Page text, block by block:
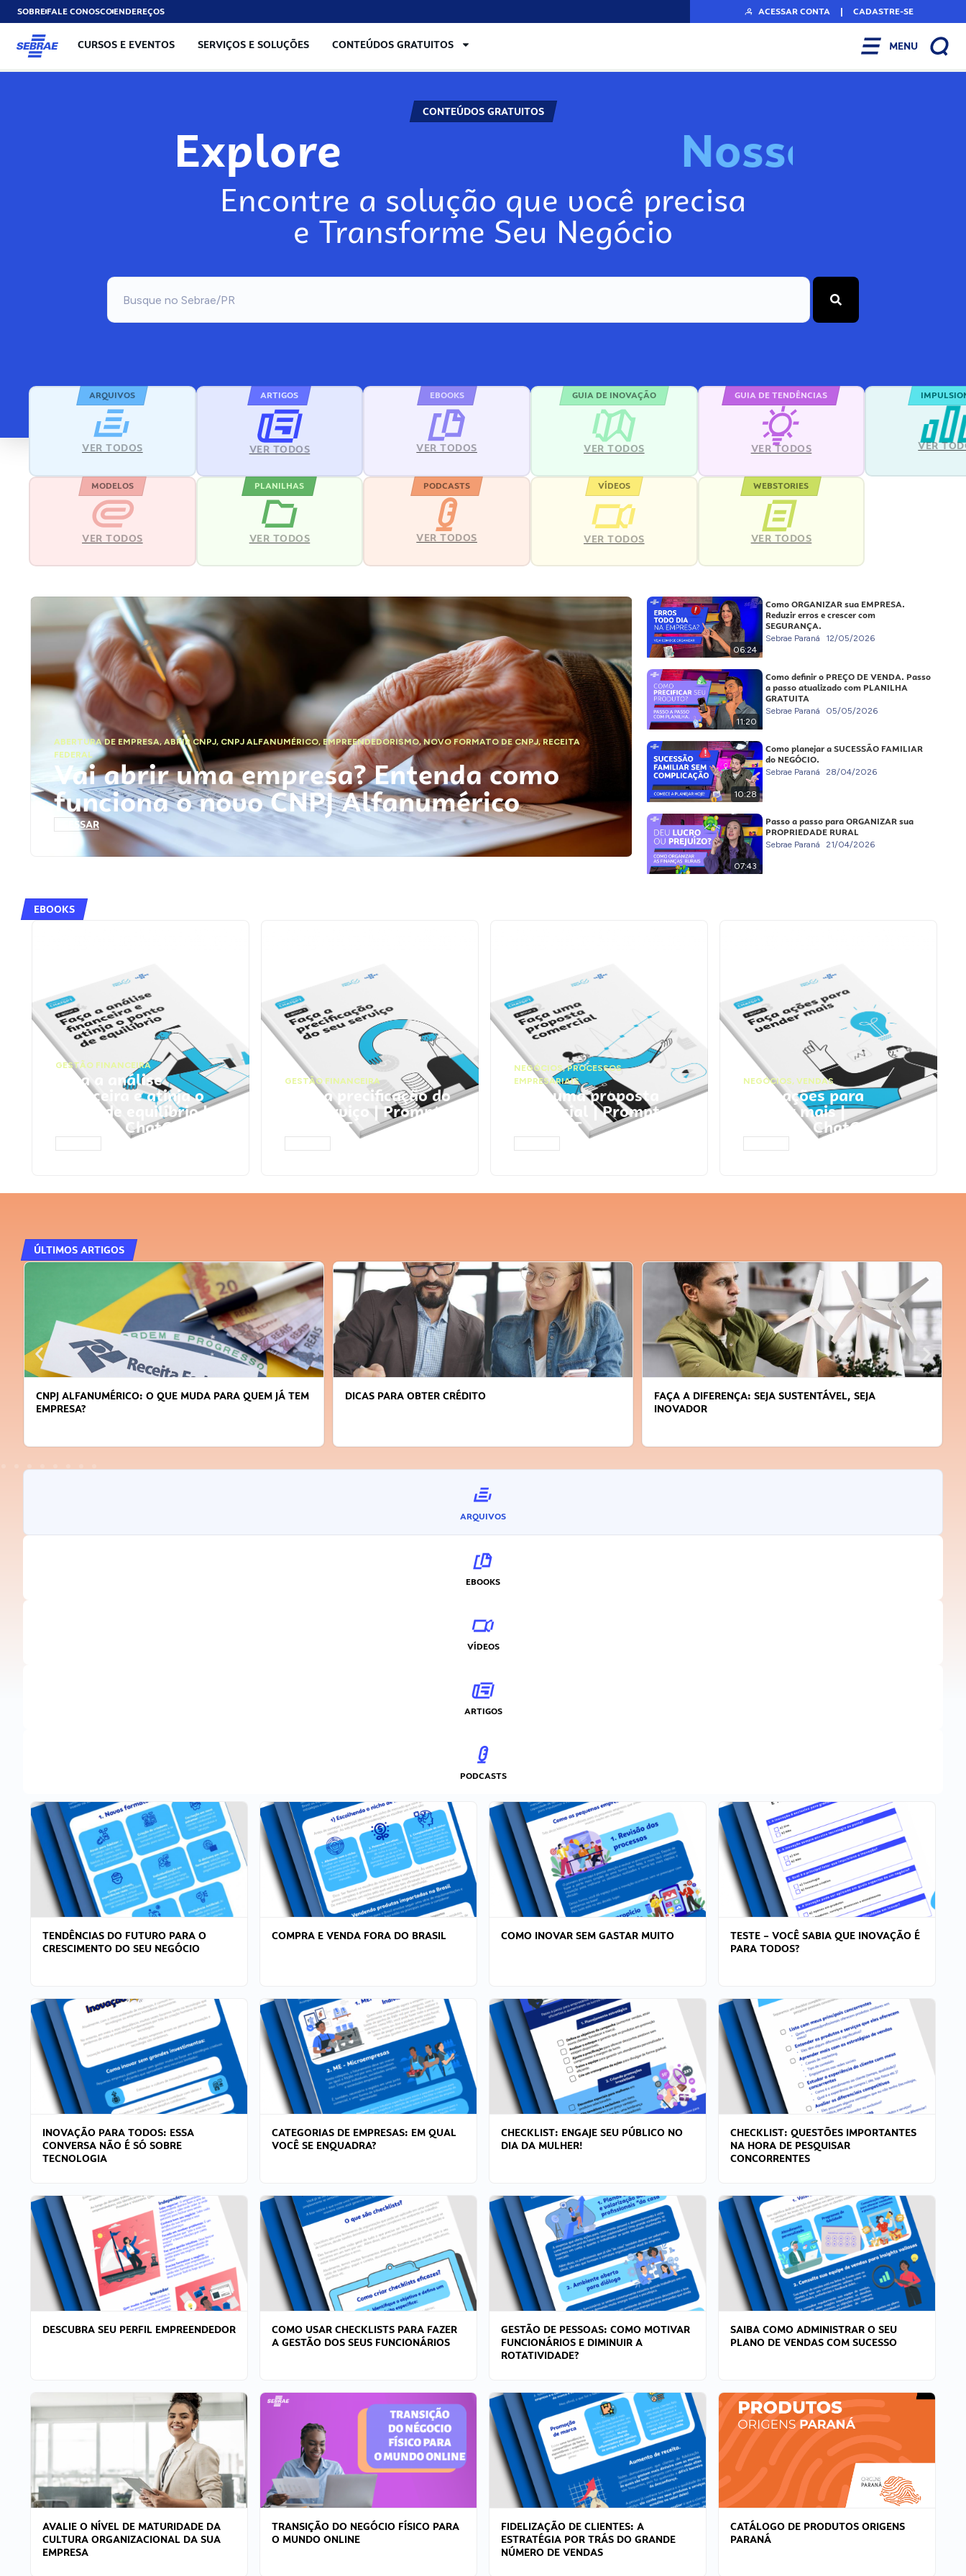
SOBREFALE CONOSCOENDEREÇOS ACESSAR CONTA | CADASTRE-SE
CURSOS E EVENTOS SERVIÇOS E SOLUÇÕES CONTEÚDOS GRATUITOS MENU
CONTEÚDOS GRATUITOS
Explore Noss
Encontre a solução que você precisa
e Transforme Seu Negócio
ARQUIVOS
VER TODOS
ARTIGOS
VER TODOS
EBOOKS
VER TODOS
GUIA DE INOVAÇÃO
VER TODOS
GUIA DE TENDÊNCIAS
VER TODOS VER
MODELOS
VER TODOS
PLANILHAS
VER TODOS
PODCASTS
VER TODOS
VÍDEOS
VER TODOS
WEBSTORIES
VER TODOS
ABERTURA DE EMPRESA,ABRIR CNPJ, CNPJ ALFANUMÉRICO, EMPREENDEDORISMO,NOVO FORMATO DE CNPJ,RECEITA
FEDERAL
Vai abrir uma empresa? Entenda como
funciona o novo CNPJ Alfanumérico
ACESSAR
06:24
Como ORGANIZAR sua EMPRESA.
Reduzir erros e crescer com
SEGURANÇA.
Sebrae Paraná 12/05/2026
11:20
Como definir o PREÇO DE VENDA. Passo
a passo atualizado com PLANILHA
GRATUITA
Sebrae Paraná 05/05/2026
10:28
Como planejar a SUCESSÃO FAMILIAR
do NEGÓCIO.
Sebrae Paraná 28/04/2026
07:43
Passo a passo para ORGANIZAR sua
PROPRIEDADE RURAL
Sebrae Paraná 21/04/2026
EBOOKS
GESTÃO FINANCEIRA
Faça a análise
financeira e atinja o
ponto de equilíbrio |
Prompts ChatGPT
GESTÃO FINANCEIRA
Faça a precificação do
seu serviço | Prompts
ChatGPT
NEGÓCIOS,PROCESSOS
EMPRESARIAIS
Faça uma proposta
comercial | Prompts
ChatGPT
NEGÓCIOS, VENDAS
Faça ações para
vender mais |
Prompts ChatGPT
ÚLTIMOS ARTIGOS
CNPJ ALFANUMÉRICO: O QUE MUDA PARA QUEM JÁ TEM
EMPRESA?
DICAS PARA OBTER CRÉDITO
FAÇA A DIFERENÇA: SEJA SUSTENTÁVEL, SEJA
INOVADOR
ARQUIVOS
EBOOKS
VÍDEOS
ARTIGOS
PODCASTS
TENDÊNCIAS DO FUTURO PARA O
CRESCIMENTO DO SEU NEGÓCIO
COMPRA E VENDA FORA DO BRASIL COMO INOVAR SEM GASTAR MUITO
TESTE – VOCÊ SABIA QUE INOVAÇÃO É
PARA TODOS?
INOVAÇÃO PARA TODOS: ESSA
CONVERSA NÃO É SÓ SOBRE
TECNOLOGIA
CATEGORIAS DE EMPRESAS: EM QUAL
VOCÊ SE ENQUADRA?
CHECKLIST: ENGAJE SEU PÚBLICO NO
DIA DA MULHER!
CHECKLIST: QUESTÕES IMPORTANTES
NA HORA DE PESQUISAR
CONCORRENTES
DESCUBRA SEU PERFIL EMPREENDEDOR
COMO USAR CHECKLISTS PARA FAZER
A GESTÃO DOS SEUS FUNCIONÁRIOS
GESTÃO DE PESSOAS: COMO MOTIVAR
FUNCIONÁRIOS E DIMINUIR A
ROTATIVIDADE?
SAIBA COMO ADMINISTRAR O SEU
PLANO DE VENDAS COM SUCESSO
AVALIE O NÍVEL DE MATURIDADE DA
CULTURA ORGANIZACIONAL DA SUA
EMPRESA
TRANSIÇÃO DO NEGÓCIO FÍSICO PARA
O MUNDO ONLINE
FIDELIZAÇÃO DE CLIENTES: A
ESTRATÉGIA POR TRÁS DO GRANDE
NÚMERO DE VENDAS
CATÁLOGO DE PRODUTOS ORIGENS
PARANÁ